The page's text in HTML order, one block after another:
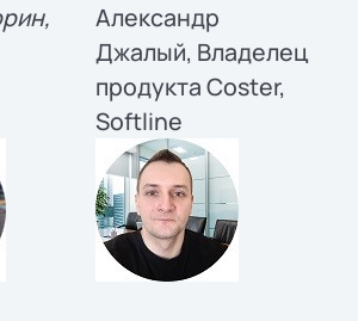
Александр
Джалый, Владелец
продукта Coster,
Softline